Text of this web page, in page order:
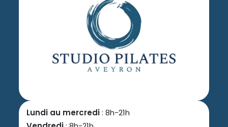
Lundi au mercredi: 8h-21h